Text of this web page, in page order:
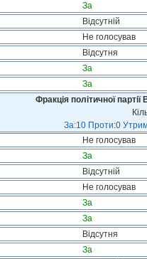
За
Відсутній
Не голосував
Відсутня
За
За
Фракція політичної
За:10 Проти:0
Не голосував
За
Відсутній
Не голосував
За
За
Відсутня
За